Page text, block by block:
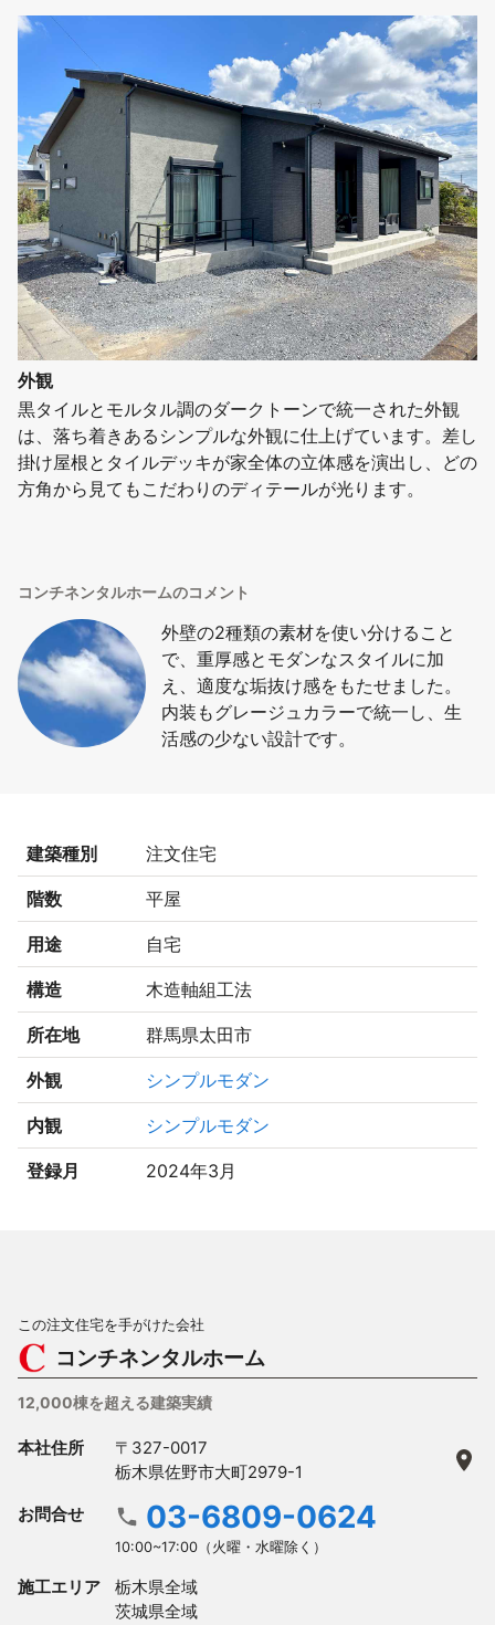
外観
黒タイルとモルタル調のダークトーンで統一された外観
は、落ち着きあるシンプルな外観に仕上げています。差し
掛け屋根とタイルデッキが家全体の立体感を演出し、どの
方角から見てもこだわりのディテールが光ります。
コンチネンタルホームのコメント
外壁の2種類の素材を使い分けること
で、重厚感とモダンなスタイルに加
え、適度な垢抜け感をもたせました。
内装もグレージュカラーで統一し、生
活感の少ない設計です。
建築種別 注文住宅
階数 平屋
用途 自宅
構造 木造軸組工法
所在地 群馬県太田市
外観 シンプルモダン
内観 シンプルモダン
登録月 2024年3月
この注文住宅を手がけた会社
コンチネンタルホーム
12,000棟を超える建築実績
本社住所
〒327-0017
栃木県佐野市大町2979-1
お問合せ 03-6809-0624
10:00~17:00（火曜・水曜除く）
施工エリア
栃木県全域
茨城県全域